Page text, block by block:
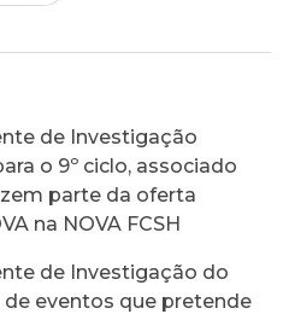
de Investigação
o 9º ciclo, associado
parte da oferta
na NOVA FCSH
de Investigação do
de eventos que pretende